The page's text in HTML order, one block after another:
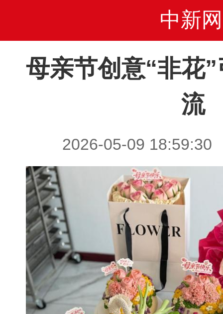
中新网
母亲节创意“非花
流
2026-05-09